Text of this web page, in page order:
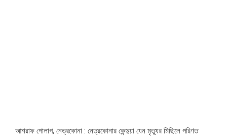
আশরাফ গোলাপ, নেত্রকোনা : নেত্রকোনার কেন্দুয়া যেন মৃত্যুর মিছিলে পরিণত